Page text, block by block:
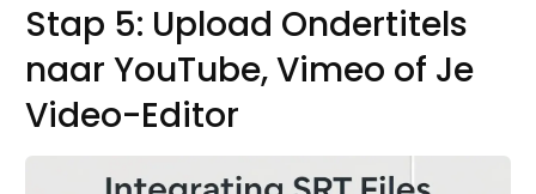
Stap 5: Upload Ondertitels
naar YouTube, Vimeo of Je
Video-Editor